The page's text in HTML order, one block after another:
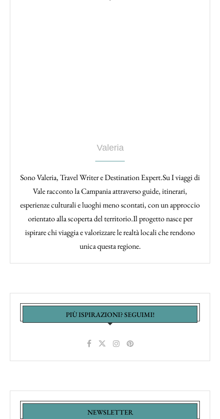
Valeria
Sono Valeria, Travel Writer e Destination Expert.Su I viaggi di
Vale racconto la Campania attraverso guide, itinerari,
esperienze culturali e luoghi meno scontati, con un approccio
orientato alla scoperta del territorio.Il progetto nasce per
ispirare chi viaggia e valorizzare le realtà locali che rendono
unica questa regione.
PIÙ ISPIRAZIONI? SEGUIMI!
NEWSLETTER